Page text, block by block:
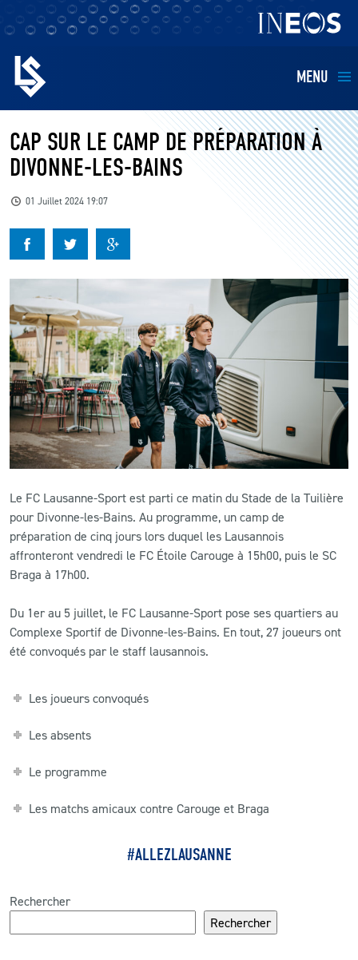
MENU
EQUIPES
BILLETTERIE
KIDS
BUSINESS
RESTAURATION
CLUB
CONTACT
LS E-SHOP
L’APP DU LS
LS ACADEMY CAMPS
MATCH DES CELEBRITES
PRESSE ET MEDIAS
CAP SUR LE CAMP DE PRÉPARATION À
DIVONNE-LES-BAINS
01 Juillet 2024 19:07
Le FC Lausanne-Sport est parti ce matin du Stade de la Tuilière
pour Divonne-les-Bains. Au programme, un camp de
préparation de cinq jours lors duquel les Lausannois
affronteront vendredi le FC Étoile Carouge à 15h00, puis le SC
Braga à 17h00.
Du 1er au 5 juillet, le FC Lausanne-Sport pose ses quartiers au
Complexe Sportif de Divonne-les-Bains. En tout, 27 joueurs ont
été convoqués par le staff lausannois.
Les joueurs convoqués
Les absents
Le programme
Les matchs amicaux contre Carouge et Braga
#ALLEZLAUSANNE
Rechercher
Rechercher